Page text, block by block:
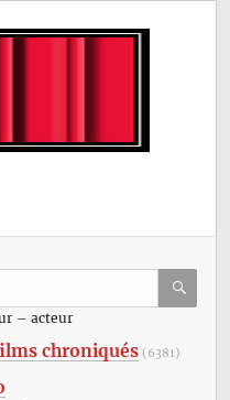
– acteur
chroniqués (6381)